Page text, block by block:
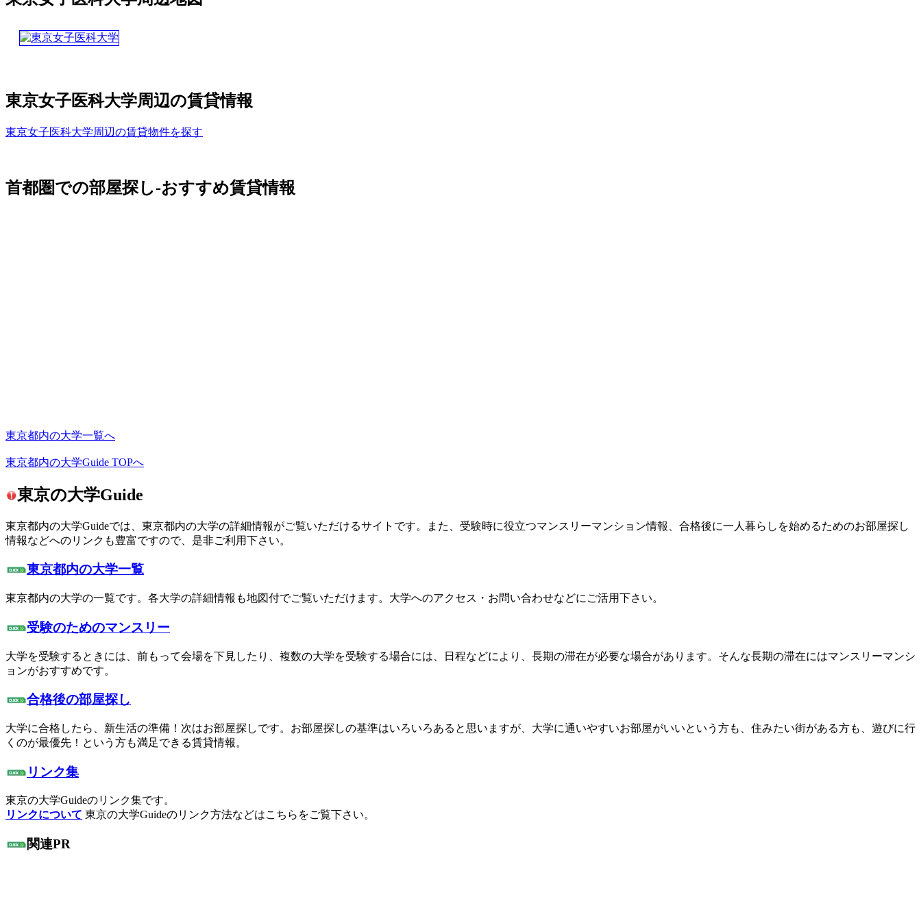
東京女子医科大学周辺の賃貸情報
東京女子医科大学周辺の賃貸物件を探す
首都圏での部屋探し-おすすめ賃貸情報
東京都内の大学一覧へ
東京都内の大学Guide TOPへ
東京の大学Guide
東京都内の大学Guideでは、東京都内の大学の詳細情報がご覧いただけるサイトです。また、受験時に役立つマンスリーマンション情報、合格後に一人暮らしを始めるためのお部屋探し
情報などへのリンクも豊富ですので、是非ご利用下さい。
東京都内の大学一覧
東京都内の大学の一覧です。各大学の詳細情報も地図付でご覧いただけます。大学へのアクセス・お問い合わせなどにご活用下さい。
受験のためのマンスリー
大学を受験するときには、前もって会場を下見したり、複数の大学を受験する場合には、日程などにより、長期の滞在が必要な場合があります。そんな長期の滞在にはマンスリーマンシ
ョンがおすすめです。
合格後の部屋探し
大学に合格したら、新生活の準備！次はお部屋探しです。お部屋探しの基準はいろいろあると思いますが、大学に通いやすいお部屋がいいという方も、住みたい街がある方も、遊びに行
くのが最優先！という方も満足できる賃貸情報。
リンク集
東京の大学Guideのリンク集です。
リンクについて 東京の大学Guideのリンク方法などはこちらをご覧下さい。
関連PR